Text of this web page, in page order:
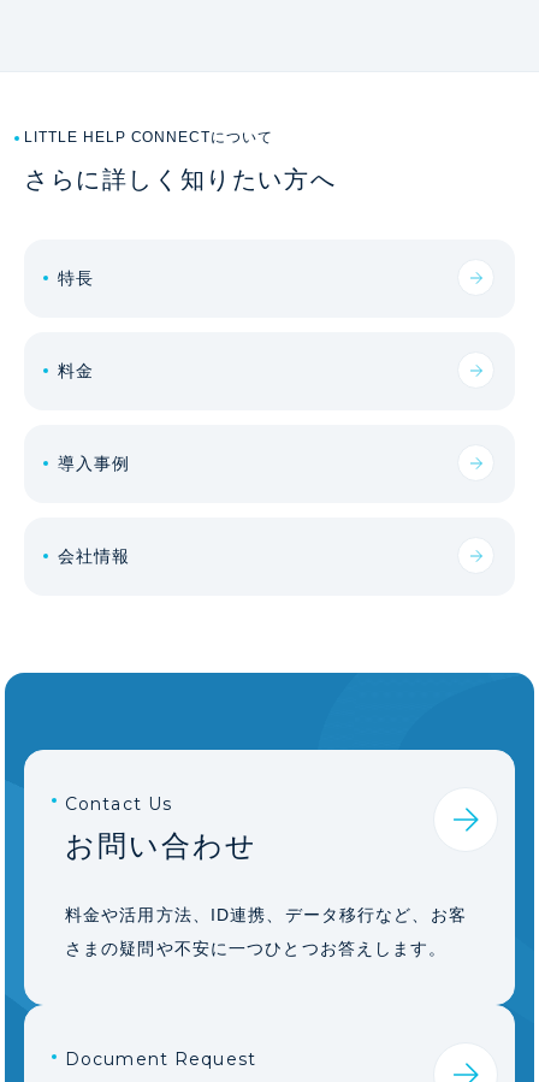
LITTLE HELP CONNECTについて
さらに詳しく知りたい方へ
特長
料金
導入事例
会社情報
Contact Us
お問い合わせ
料金や活用方法、ID連携、データ移行など、お客
さまの疑問や不安に一つひとつお答えします。
Document Request